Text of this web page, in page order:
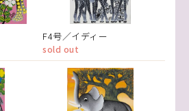
F4号／イディー
sold out